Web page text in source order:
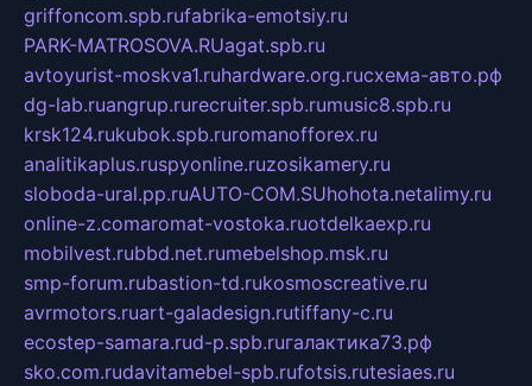
griffoncom.spb.rufabrika-emotsiy.ru
PARK-MATROSOVA.RUagat.spb.ru
avtoyurist-moskva1.ruhardware.org.ruсхема-авто.рф
dg-lab.ruangrup.rurecruiter.spb.rumusic8.spb.ru
krsk124.rukubok.spb.ruromanofforex.ru
analitikaplus.ruspyonline.ruzosikamery.ru
sloboda-ural.pp.ruAUTO-COM.SUhohota.netalimy.ru
online-z.comaromat-vostoka.ruotdelkaexp.ru
mobilvest.rubbd.net.rumebelshop.msk.ru
smp-forum.rubastion-td.rukosmoscreative.ru
avrmotors.ruart-galadesign.rutiffany-c.ru
ecostep-samara.rud-p.spb.ruгалактика73.рф
sko.com.rudavitamebel-spb.rufotsis.rutesiaes.ru